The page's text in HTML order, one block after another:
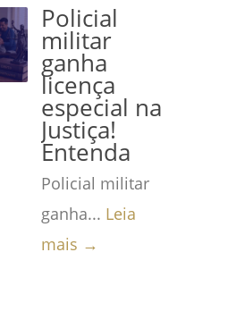
Policial
militar
ganha
licença
especial na
Justiça!
Entenda
Policial militar
ganha... Leia
mais →